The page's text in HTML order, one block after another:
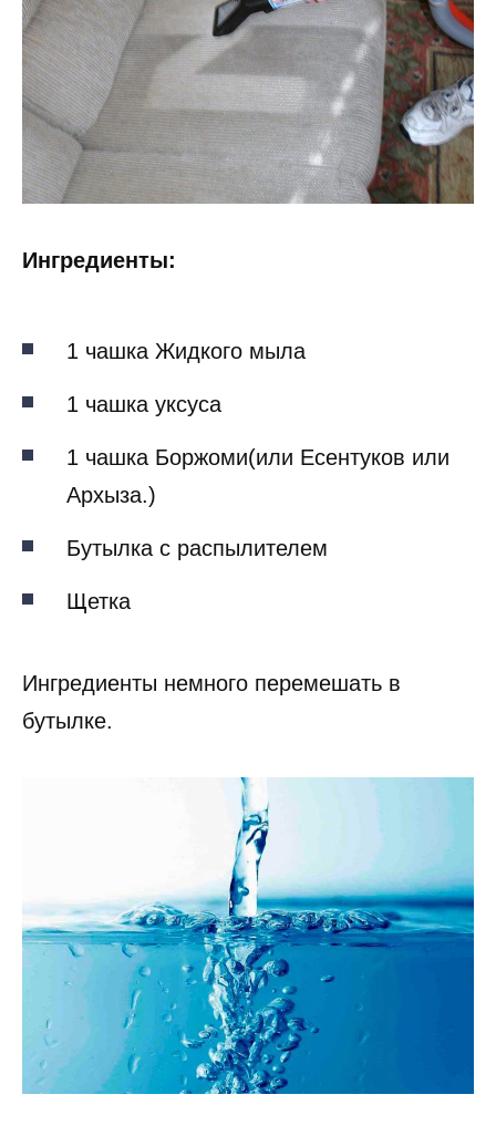
Ингредиенты:
1 чашка Жидкого мыла
1 чашка уксуса
1 чашка Боржоми(или Есентуков или
Архыза.)
Бутылка с распылителем
Щетка
Ингредиенты немного перемешать в
бутылке.